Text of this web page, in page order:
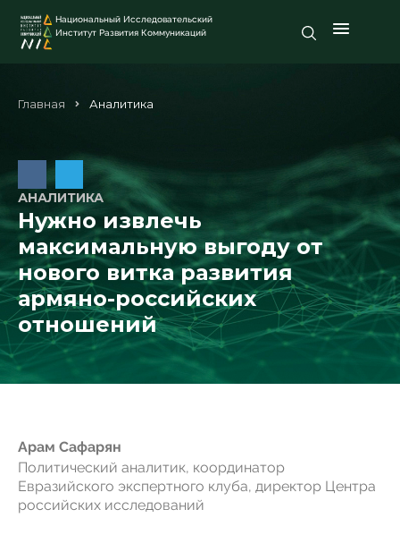
Национальный Исследовательский
Институт Развития Коммуникаций
Главная Аналитика
АНАЛИТИКА
Нужно извлечь
максимальную выгоду от
нового витка развития
армяно-российских
отношений
Арам Сафарян
Политический аналитик, координатор
Евразийского экспертного клуба, директор Центра
российских исследований